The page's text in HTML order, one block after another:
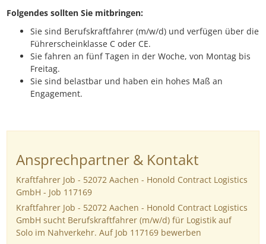
Folgendes sollten Sie mitbringen:
Sie sind Berufskraftfahrer (m/w/d) und verfügen über die
Führerscheinklasse C oder CE.
Sie fahren an fünf Tagen in der Woche, von Montag bis
Freitag.
Sie sind belastbar und haben ein hohes Maß an
Engagement.
Ansprechpartner & Kontakt
Kraftfahrer Job - 52072 Aachen - Honold Contract Logistics
GmbH - Job 117169
Kraftfahrer Job - 52072 Aachen - Honold Contract Logistics
GmbH sucht Berufskraftfahrer (m/w/d) für Logistik auf
Solo im Nahverkehr. Auf Job 117169 bewerben